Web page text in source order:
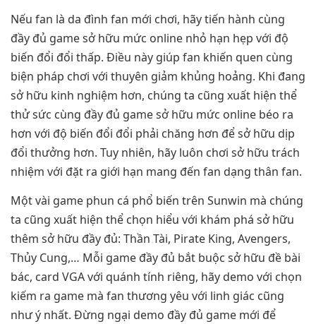
Nếu fan là da đình fan mới chơi, hãy tiến hành cùng
đầy đủ game sở hữu mức online nhỏ hạn hẹp với độ
biến đổi đổi thấp. Điều này giúp fan khiến quen cùng
biện pháp chơi với thuyên giảm khủng hoảng. Khi đang
sở hữu kinh nghiệm hơn, chúng ta cũng xuất hiện thể
thử sức cùng đầy đủ game sở hữu mức online béo ra
hơn với độ biến đổi đổi phải chăng hơn để sở hữu dịp
đổi thưởng hơn. Tuy nhiên, hãy luôn chơi sở hữu trách
nhiệm với đặt ra giới hạn mang đến fan dạng thân fan.
Một vài game phun cá phổ biến trên Sunwin mà chúng
ta cũng xuất hiện thể chọn hiểu với khám phá sở hữu
thêm sở hữu đầy đủ: Thần Tài, Pirate King, Avengers,
Thủy Cung,… Mỗi game đầy đủ bắt buộc sở hữu đề bài
bác, card VGA với quánh tính riêng, hãy demo với chọn
kiếm ra game mà fan thương yêu với linh giác cũng
như ý nhất. Đừng ngại demo đầy đủ game mới để